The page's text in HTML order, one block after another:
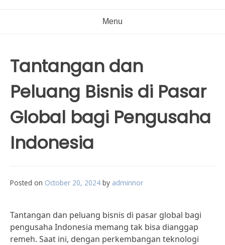
Menu
Tantangan dan
Peluang Bisnis di Pasar
Global bagi Pengusaha
Indonesia
Posted on October 20, 2024 by adminnor
Tantangan dan peluang bisnis di pasar global bagi
pengusaha Indonesia memang tak bisa dianggap
remeh. Saat ini, dengan perkembangan teknologi